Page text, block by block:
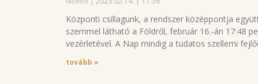
Központi csillagunk, a rendszer középpontja
szemmel látható a Földről, február 16.-án 17:48
vezérletével. A Nap mindig a tudatos szellemi
tovább »